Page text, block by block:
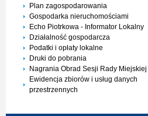
Plan zagospodarowania
Gospodarka nieruchomościami
Echo Piotrkowa - Informator Lokalny
Działalność gospodarcza
Podatki i opłaty lokalne
Druki do pobrania
Nagrania Obrad Sesji Rady Miejskiej
Ewidencja zbiorów i usług danych
przestrzennych